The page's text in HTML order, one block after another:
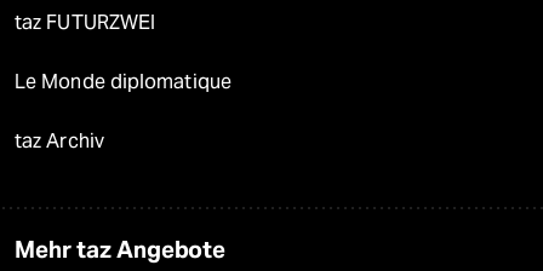
taz FUTURZWEI
Le Monde diplomatique
taz Archiv
Mehr taz Angebote